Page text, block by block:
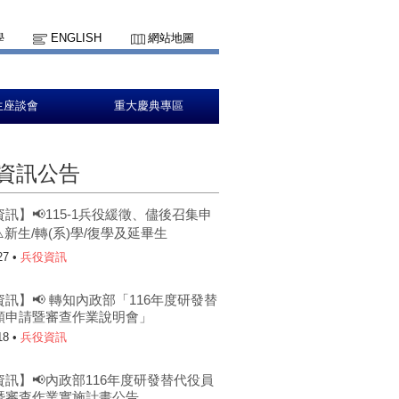
ENGLISH 網站地圖
座談會 重大慶典專區
訊公告
訊】📢115-1兵役緩徵、儘後召集申
生/轉(系)學/復學及延畢生
• 兵役資訊
訊】📢 轉知內政部「116年度研發替
請暨審查作業說明會」
• 兵役資訊
訊】📢內政部116年度研發替代役員